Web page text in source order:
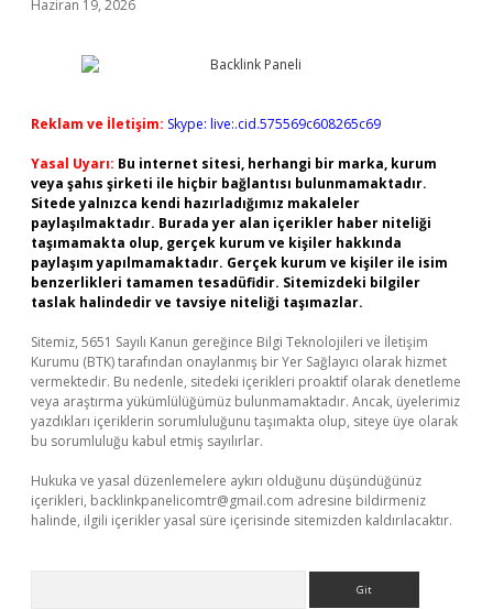
Haziran 19, 2026
Reklam ve İletişim: Skype: live:.cid.575569c608265c69
Yasal Uyarı: Bu internet sitesi, herhangi bir marka, kurum
veya şahıs şirketi ile hiçbir bağlantısı bulunmamaktadır.
Sitede yalnızca kendi hazırladığımız makaleler
paylaşılmaktadır. Burada yer alan içerikler haber niteliği
taşımamakta olup, gerçek kurum ve kişiler hakkında
paylaşım yapılmamaktadır. Gerçek kurum ve kişiler ile isim
benzerlikleri tamamen tesadüfidir. Sitemizdeki bilgiler
taslak halindedir ve tavsiye niteliği taşımazlar.
Sitemiz, 5651 Sayılı Kanun gereğince Bilgi Teknolojileri ve İletişim
Kurumu (BTK) tarafından onaylanmış bir Yer Sağlayıcı olarak hizmet
vermektedir. Bu nedenle, sitedeki içerikleri proaktif olarak denetleme
veya araştırma yükümlülüğümüz bulunmamaktadır. Ancak, üyelerimiz
yazdıkları içeriklerin sorumluluğunu taşımakta olup, siteye üye olarak
bu sorumluluğu kabul etmiş sayılırlar.
Hukuka ve yasal düzenlemelere aykırı olduğunu düşündüğünüz
içerikleri, backlinkpanelicomtr@gmail.com adresine bildirmeniz
halinde, ilgili içerikler yasal süre içerisinde sitemizden kaldırılacaktır.